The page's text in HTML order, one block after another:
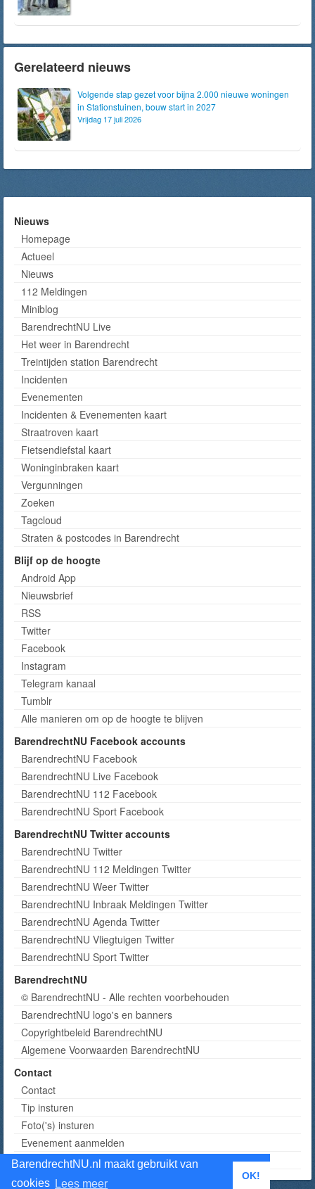
BarendrechtNU.nl maakt gebruikt van
cookies Lees meer
OK!
Gerelateerd nieuws
Volgende stap gezet voor bijna 2.000 nieuwe woningen
in Stationstuinen, bouw start in 2027
Vrijdag 17 juli 2026
Nieuws
Homepage
Actueel
Nieuws
112 Meldingen
Miniblog
BarendrechtNU Live
Het weer in Barendrecht
Treintijden station Barendrecht
Incidenten
Evenementen
Incidenten & Evenementen kaart
Straatroven kaart
Fietsendiefstal kaart
Woninginbraken kaart
Vergunningen
Zoeken
Tagcloud
Straten & postcodes in Barendrecht
Blijf op de hoogte
Android App
Nieuwsbrief
RSS
Twitter
Facebook
Instagram
Telegram kanaal
Tumblr
Alle manieren om op de hoogte te blijven
BarendrechtNU Facebook accounts
BarendrechtNU Facebook
BarendrechtNU Live Facebook
BarendrechtNU 112 Facebook
BarendrechtNU Sport Facebook
BarendrechtNU Twitter accounts
BarendrechtNU Twitter
BarendrechtNU 112 Meldingen Twitter
BarendrechtNU Weer Twitter
BarendrechtNU Inbraak Meldingen Twitter
BarendrechtNU Agenda Twitter
BarendrechtNU Vliegtuigen Twitter
BarendrechtNU Sport Twitter
BarendrechtNU
© BarendrechtNU - Alle rechten voorbehouden
BarendrechtNU logo's en banners
Copyrightbeleid BarendrechtNU
Algemene Voorwaarden BarendrechtNU
Contact
Contact
Tip insturen
Foto('s) insturen
Evenement aanmelden
Informatie aanvragen adverteren